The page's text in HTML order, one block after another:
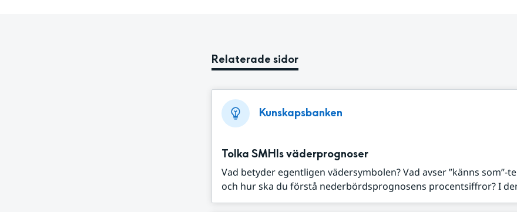
Relaterade sidor
Kunskapsbanken
Tolka SMHIs väderprognoser
Vad betyder egentligen vädersymbolen? Vad avser ”känns som”-
och hur ska du förstå nederbördsprognosens procentsiffror? I